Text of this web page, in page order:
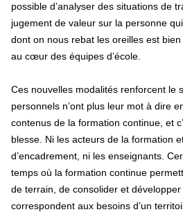
possible d’analyser des situations de
jugement de valeur sur la personne
dont on nous rebat les oreilles est
au cœur des équipes d’école.
Ces nouvelles modalités renforcent le
personnels n’ont plus leur mot à dire
contenus de la formation continue, et
blesse. Ni les acteurs de la formation
d’encadrement, ni les enseignants.
temps où la formation continue
de terrain, de consolider et
correspondent aux besoins d’un